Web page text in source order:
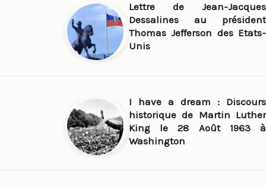
Lettre de Jean-Jacques
Dessalines au président
Thomas Jefferson des Etats-
Unis
I have a dream : Discours
historique de Martin Luther
King le 28 Août 1963 à
Washington